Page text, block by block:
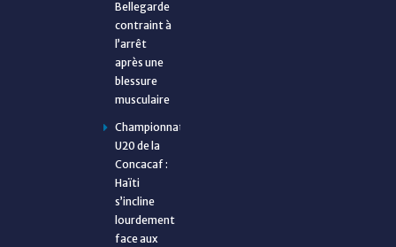
Bellegarde
contraint à
l’arrêt
après une
blessure
musculaire
Championnat
U20 de la
Concacaf :
Haïti
s’incline
lourdement
face aux